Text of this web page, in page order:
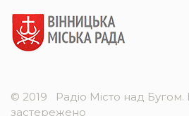
© 2019
Радіо Місто над Бугом.
застережено